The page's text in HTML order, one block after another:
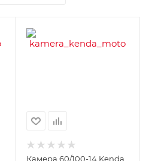
Камера 60/100-14 Kenda